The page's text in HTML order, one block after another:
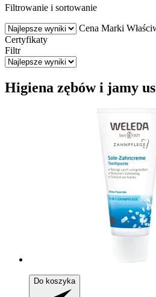
Filtrowanie i sortowanie
Cena Marki
Certyfikaty
Filtr
Higiena zębów i jamy
Do koszyka